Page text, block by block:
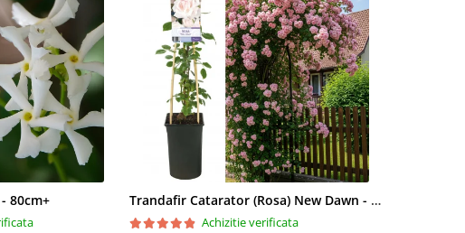
80cm+ Trandafir Catarator (Rosa) New Dawn - 75cm
Achizitie verificata